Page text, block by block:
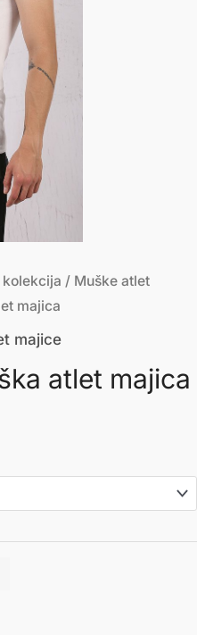
kolekcija / Muške atlet
majica
majice
atlet majica